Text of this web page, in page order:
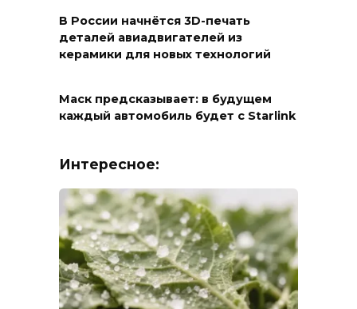
В России начнётся 3D-печать
деталей авиадвигателей из
керамики для новых технологий
Маск предсказывает: в будущем
каждый автомобиль будет с Starlink
Интересное: